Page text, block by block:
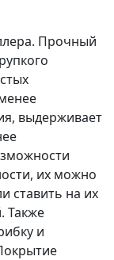
Прочный
выдерживает
их можно
ставить на их
Также
и